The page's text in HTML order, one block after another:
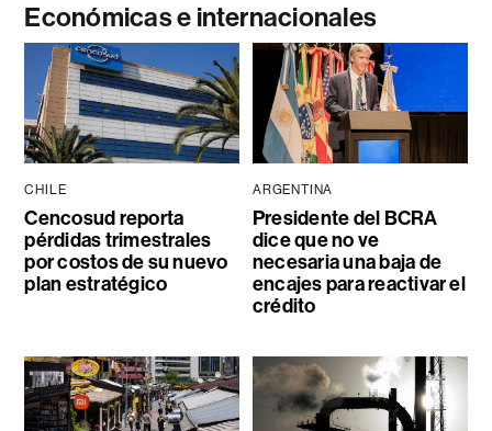
Económicas e internacionales
CHILE
Cencosud reporta
pérdidas trimestrales
por costos de su nuevo
plan estratégico
ARGENTINA
Presidente del BCRA
dice que no ve
necesaria una baja de
encajes para reactivar el
crédito